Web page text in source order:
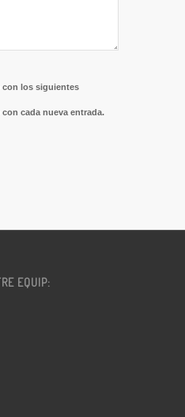
con los siguientes
cada nueva entrada.
EQUIP: